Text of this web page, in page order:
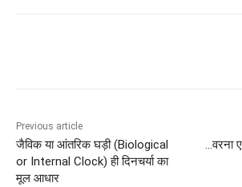
Previous article
जैविक या आंतरिक घड़ी (Biological
or Internal Clock) ही दिनचर्या का
मूल आधार
…वरना